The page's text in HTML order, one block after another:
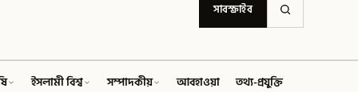
সাবস্ক্রাইব
ইসলামী বিশ্ব সম্পাদকীয় আবহাওয়া তথ্য-প্রযুক্তি